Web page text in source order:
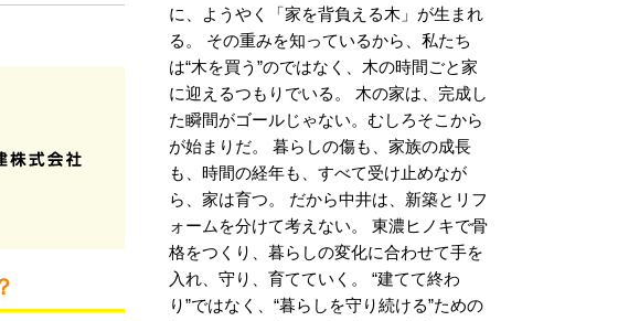
に、ようやく「家を背負える木」が生まれ
る。 その重みを知っているから、私たち
は“木を買う”のではなく、木の時間ごと家
に迎えるつもりでいる。 木の家は、完成し
た瞬間がゴールじゃない。むしろそこから
が始まりだ。 暮らしの傷も、家族の成長
も、時間の経年も、すべて受け止めなが
ら、家は育つ。 だから中井は、新築とリフ
ォームを分けて考えない。 東濃ヒノキで骨
格をつくり、暮らしの変化に合わせて手を
入れ、守り、育てていく。 “建てて終わ
り”ではなく、“暮らしを守り続ける”ための